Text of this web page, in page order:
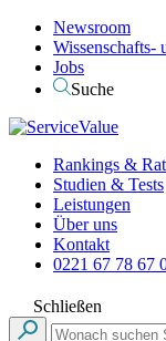
Newsroom
Wissenschafts-
Jobs
Suche
Rankings &
Studien & Tests
Leistungen
Über uns
Kontakt
0221 67 78 67
Schließen